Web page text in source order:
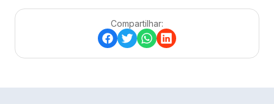
Compartilhar: